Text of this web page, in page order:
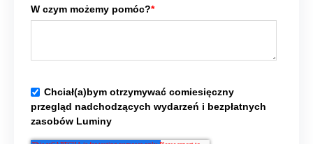
W czym możemy pomóc?*
Chciał(a)bym otrzymywać comiesięczny
przegląd nadchodzących wydarzeń i bezpłatnych
zasobów Luminy